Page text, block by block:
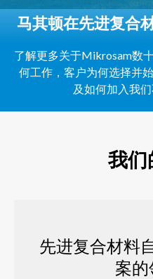
马其顿在先进复合
了解更多关于Mikrosam数
何工作，客户为何选择并
及如何加入我
我们
先进复合材料
案